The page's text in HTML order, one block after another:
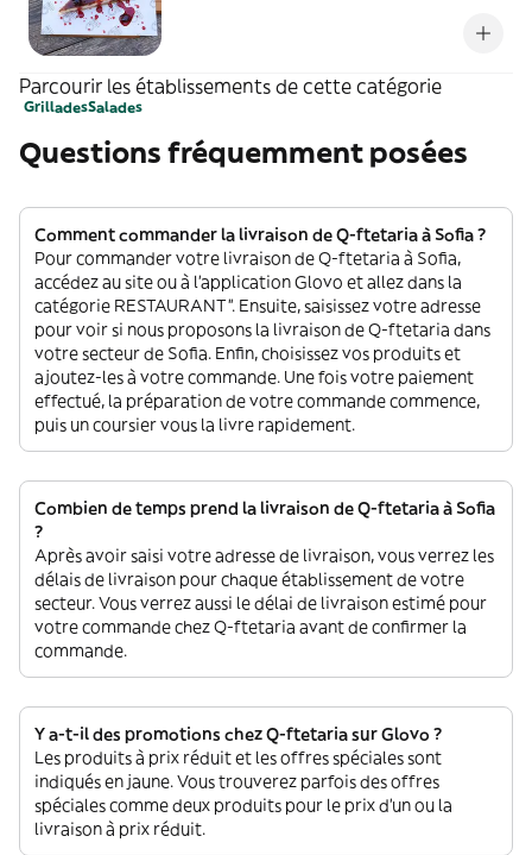
Parcourir les établissements de cette catégorie
GrilladesSalades
Questions fréquemment posées
Comment commander la livraison de Q-ftetaria à Sofia ?
Pour commander votre livraison de Q-ftetaria à Sofia,
accédez au site ou à l'application Glovo et allez dans la
catégorie RESTAURANT”. Ensuite, saisissez votre adresse
pour voir si nous proposons la livraison de Q-ftetaria dans
votre secteur de Sofia. Enfin, choisissez vos produits et
ajoutez-les à votre commande. Une fois votre paiement
effectué, la préparation de votre commande commence,
puis un coursier vous la livre rapidement.
Combien de temps prend la livraison de Q-ftetaria à Sofia
?
Après avoir saisi votre adresse de livraison, vous verrez les
délais de livraison pour chaque établissement de votre
secteur. Vous verrez aussi le délai de livraison estimé pour
votre commande chez Q-ftetaria avant de confirmer la
commande.
Y a-t-il des promotions chez Q-ftetaria sur Glovo ?
Les produits à prix réduit et les offres spéciales sont
indiqués en jaune. Vous trouverez parfois des offres
spéciales comme deux produits pour le prix d'un ou la
livraison à prix réduit.